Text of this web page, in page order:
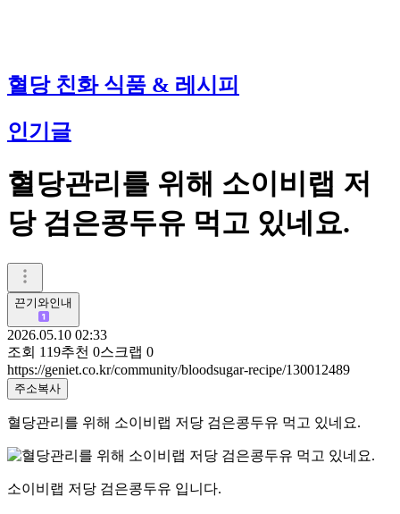
혈당 친화 식품 & 레시피
인기글
혈당관리를 위해 소이비랩 저
당 검은콩두유 먹고 있네요.
끈기와인내
2026.05.10 02:33
조회 119추천 0스크랩 0
https://geniet.co.kr/community/bloodsugar-recipe/130012489
주소복사
혈당관리를 위해 소이비랩 저당 검은콩두유 먹고 있네요.
소이비랩 저당 검은콩두유 입니다.